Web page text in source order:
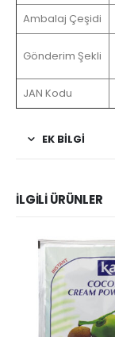
Ambalaj Çeşidi
Gönderim Şekli
JAN Kodu
EK BİLGİ
İLGİLİ ÜRÜNLER